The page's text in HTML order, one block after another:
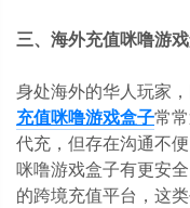
三、海外充值咪噜游
身处海外的华人玩家
充值咪噜游戏盒子常
代充，但存在沟通不
咪噜游戏盒子有更安
的跨境充值平台，这